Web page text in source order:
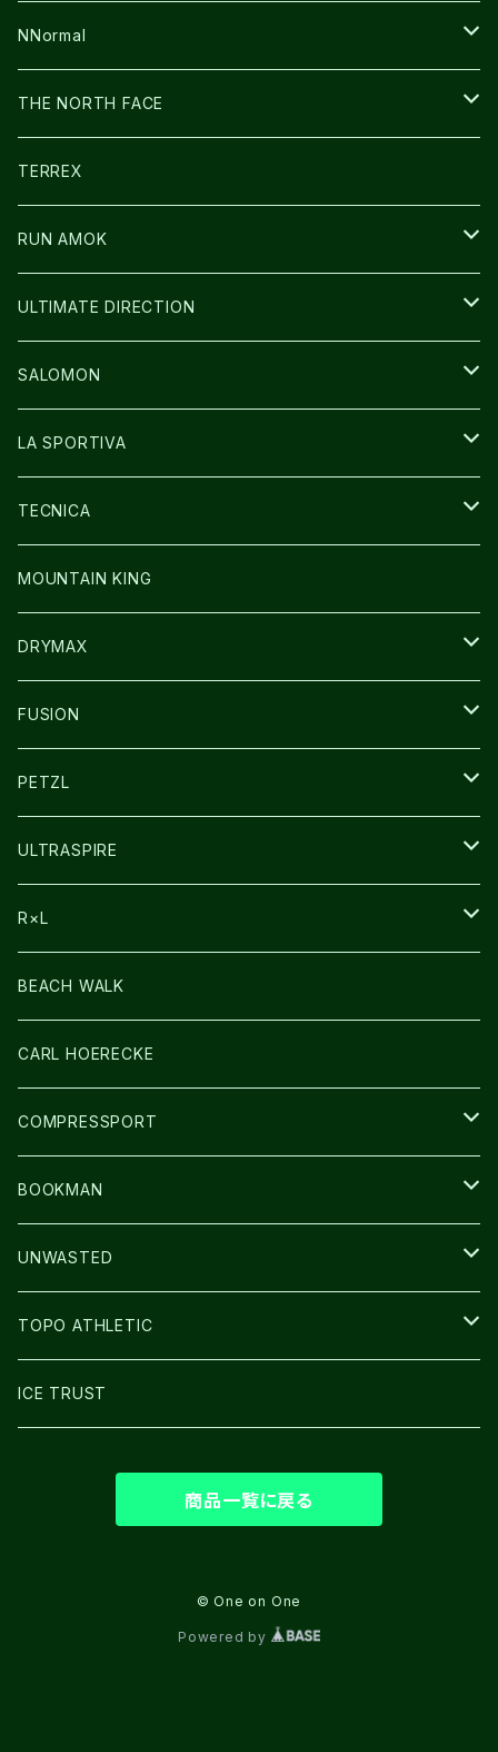
FUSION
ULTIMATE DIRECTION
CARL HOERECKE
ICE TRUST
BAG
WEAR
その他GOODS
NNormal
SHOES
WEAR
CAP/HAT
BAG
THE NORTH FACE
SHOES
WEAR
BAG
GLOVE
TERREX
RUN AMOK
WEAR
CAP/HAT
ULTIMATE DIRECTION
BAG
GLOVE
SOCKS
その他GOODS
SALOMON
SHOES
BAG
WEAR
GLOVE
LA SPORTIVA
SHOES
WEAR
CAP/HAT
TECNICA
SHOES
MOUNTAIN KING
DRYMAX
SOCKS
FUSION
その他GOODS
PETZL
HEADLAMP
ULTRASPIRE
BAG
LIGHT
R×L
SOCKS・LEGWARMER
アームカバー
GLOVE
BEACH WALK
CARL HOERECKE
COMPRESSPORT
CAP/HAT
BAG
BOOKMAN
LIGHT
UNWASTED
GLOVE
TOPO ATHLETIC
SHOES
ICE TRUST
商品一覧に戻る
© One on One
Powered by